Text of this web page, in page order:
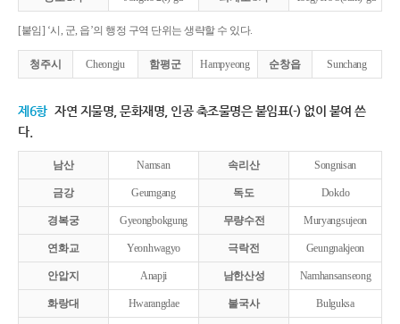
[붙임] ‘시, 군, 읍’의 행정 구역 단위는 생략할 수 있다.
청주시 Cheongju 함평군 Hampyeong 순창읍 Sunchang
제6항 자연 지물명, 문화재명, 인공 축조물명은 붙임표(-) 없이 붙여 쓴
다.
남산 Namsan 속리산 Songnisan
금강 Geumgang 독도 Dokdo
경복궁 Gyeongbokgung 무량수전 Muryangsujeon
연화교 Yeonhwagyo 극락전 Geungnakjeon
안압지 Anapji 남한산성 Namhansanseong
화랑대 Hwarangdae 불국사 Bulguksa